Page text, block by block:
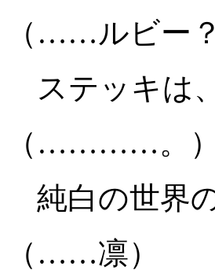
（……ルビー？
ステッキは
（…………。）
純白の世界
（……凛）